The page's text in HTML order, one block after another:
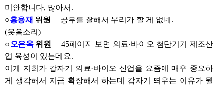
미안합니다, 많아서.
○홍용채 위원
공부를 잘해서 우리가 할 게 없네.
(웃음소리)
○오은옥위원
45페이지 보면 의료·바이오 첨단기기 제조산
업 육성이 있는데요.
이게 저희가 갑자기 의료·바이오 산업을 요즘에 매우 중요하
게 생각해서 지금 확장해서 하는데 갑자기 띄우는 이유가 뭘